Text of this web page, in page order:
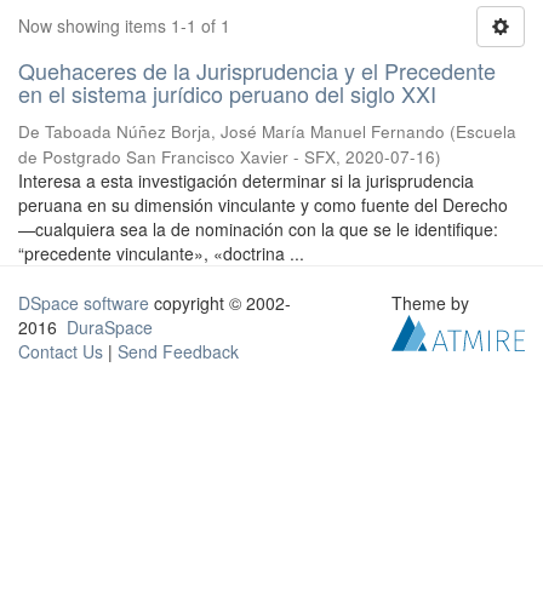
Now showing items 1-1 of 1
Quehaceres de la Jurisprudencia y el Precedente
en el sistema jurídico peruano del siglo XXI
De Taboada Núñez Borja, José María Manuel Fernando (Escuela
de Postgrado San Francisco Xavier - SFX, 2020-07-16)
Interesa a esta investigación determinar si la jurisprudencia
peruana en su dimensión vinculante y como fuente del Derecho
—cualquiera sea la de nominación con la que se le identifique:
“precedente vinculante», «doctrina ...
DSpace software copyright © 2002-
2016 DuraSpace
Contact Us | Send Feedback
Theme by